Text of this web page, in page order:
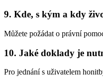
9. Kde, s kým a kdy
Můžete požádat o právní
10. Jaké doklady je
Pro jednání s uživatelem